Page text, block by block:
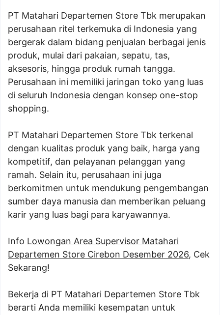
PT Matahari Departemen Store Tbk merupakan
perusahaan ritel terkemuka di Indonesia yang
bergerak dalam bidang penjualan berbagai jenis
produk, mulai dari pakaian, sepatu, tas,
aksesoris, hingga produk rumah tangga.
Perusahaan ini memiliki jaringan toko yang luas
di seluruh Indonesia dengan konsep one-stop
shopping.
PT Matahari Departemen Store Tbk terkenal
dengan kualitas produk yang baik, harga yang
kompetitif, dan pelayanan pelanggan yang
ramah. Selain itu, perusahaan ini juga
berkomitmen untuk mendukung pengembangan
sumber daya manusia dan memberikan peluang
karir yang luas bagi para karyawannya.
Info Lowongan Area Supervisor Matahari
Departemen Store Cirebon Desember 2026, Cek
Sekarang!
Bekerja di PT Matahari Departemen Store Tbk
berarti Anda memiliki kesempatan untuk